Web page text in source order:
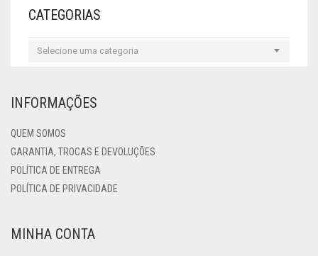
CATEGORIAS
Selecione uma categoria
INFORMAÇÕES
QUEM SOMOS
GARANTIA, TROCAS E DEVOLUÇÕES
POLÍTICA DE ENTREGA
POLÍTICA DE PRIVACIDADE
MINHA CONTA